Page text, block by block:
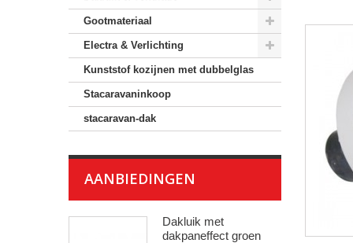
Gootmateriaal
Electra & Verlichting
Kunststof kozijnen met dubbelglas
Stacaravaninkoop
stacaravan-dak
AANBIEDINGEN
Dakluik met
dakpaneffect groen